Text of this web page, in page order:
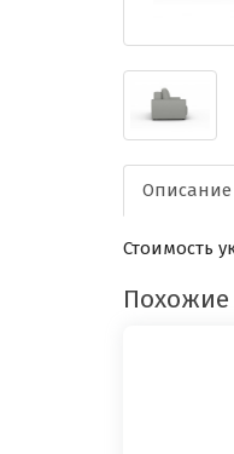
Описание
Стоимость